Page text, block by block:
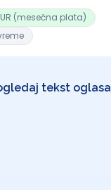
(mesečna plata)
tekst oglasa